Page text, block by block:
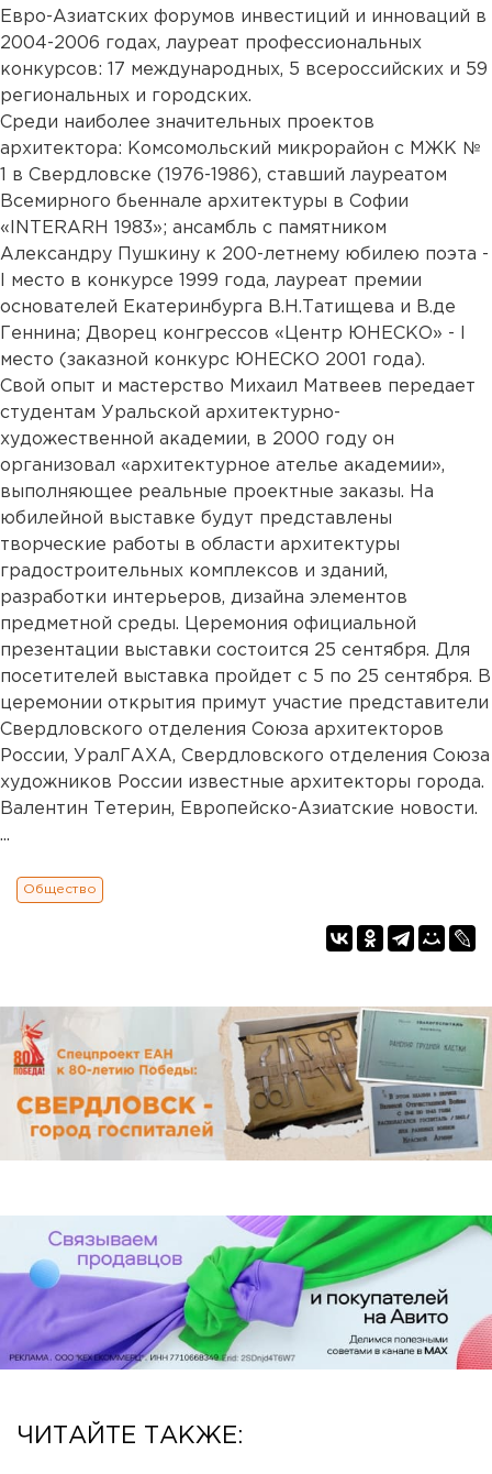
Евро-Азиатских форумов инвестиций и инноваций в
2004-2006 годах, лауреат профессиональных
конкурсов: 17 международных, 5 всероссийских и 59
региональных и городских.
Среди наиболее значительных проектов
архитектора: Комсомольский микрорайон с МЖК №
1 в Свердловске (1976-1986), ставший лауреатом
Всемирного бьеннале архитектуры в Софии
«INTERARH 1983»; ансамбль с памятником
Александру Пушкину к 200-летнему юбилею поэта -
I место в конкурсе 1999 года, лауреат премии
основателей Екатеринбурга В.Н.Татищева и В.де
Геннина; Дворец конгрессов «Центр ЮНЕСКО» - I
место (заказной конкурс ЮНЕСКО 2001 года).
Свой опыт и мастерство Михаил Матвеев передает
студентам Уральской архитектурно-
художественной академии, в 2000 году он
организовал «архитектурное ателье академии»,
выполняющее реальные проектные заказы. На
юбилейной выставке будут представлены
творческие работы в области архитектуры
градостроительных комплексов и зданий,
разработки интерьеров, дизайна элементов
предметной среды. Церемония официальной
презентации выставки состоится 25 сентября. Для
посетителей выставка пройдет с 5 по 25 сентября. В
церемонии открытия примут участие представители
Свердловского отделения Союза архитекторов
России, УралГАХА, Свердловского отделения Союза
художников России известные архитекторы города.
Валентин Тетерин, Европейско-Азиатские новости.
...
Общество
ЧИТАЙТЕ ТАКЖЕ: